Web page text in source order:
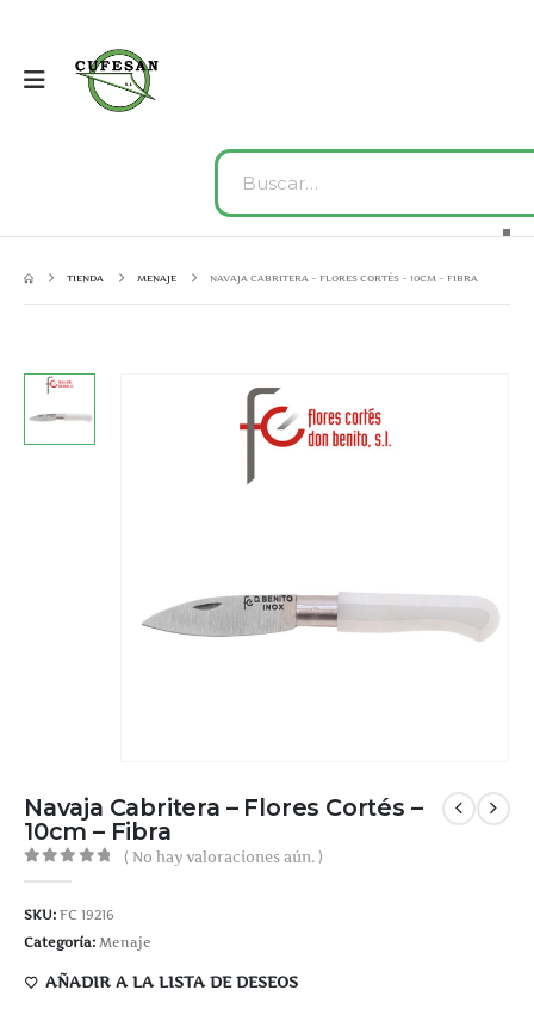
TIENDA MENAJE NAVAJA CABRITERA – FLORES CORTÉS – 10CM – FIBRA
Navaja Cabritera – Flores Cortés –
10cm – Fibra
( No hay valoraciones aún. )
SKU: FC 19216
Categoría: Menaje
AÑADIR A LA LISTA DE DESEOS